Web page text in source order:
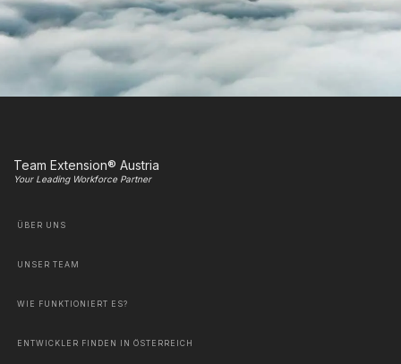
Team Extension® Austria
Your Leading Workforce Partner
ÜBER UNS
UNSER TEAM
WIE FUNKTIONIERT ES?
ENTWICKLER FINDEN IN ÖSTERREICH